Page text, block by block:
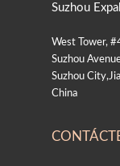
Suzhou
West Tower,
Suzhou
Suzhou
China